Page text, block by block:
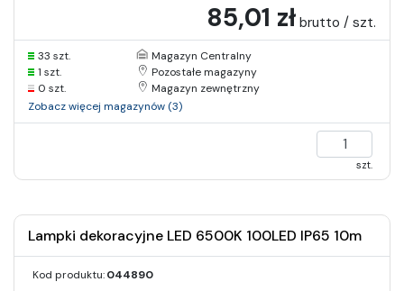
85,01 zł brutto / szt.
33 szt.
Magazyn Centralny
1 szt.
Pozostałe magazyny
0 szt.
Magazyn zewnętrzny
Zobacz więcej magazynów (3)
szt.
Lampki dekoracyjne LED 6500K 100LED IP65 10m
Kod produktu:044890